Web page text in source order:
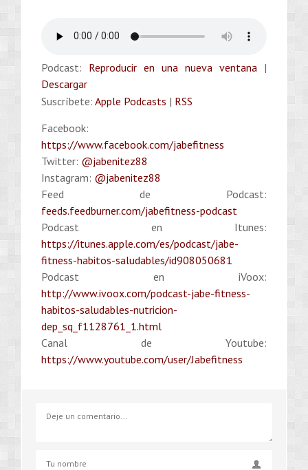
Podcast: Reproducir en una nueva ventana |
Descargar
Suscríbete: Apple Podcasts | RSS
Facebook:
https://www.facebook.com/jabefitness
Twitter: @jabenitez88
Instagram: @jabenitez88
Feed de Podcast:
feeds.feedburner.com/jabefitness-podcast
Podcast en Itunes:
https://itunes.apple.com/es/podcast/jabe-
fitness-habitos-saludables/id908050681
Podcast en iVoox:
http://www.ivoox.com/podcast-jabe-fitness-
habitos-saludables-nutricion-
dep_sq_f1128761_1.html
Canal de Youtube:
https://www.youtube.com/user/Jabefitness